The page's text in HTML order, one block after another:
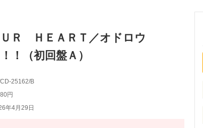
Ｒ ＨＥＡＲＴ／オドロウ
！（初回盤Ａ）
25162/B
円
年4月29日